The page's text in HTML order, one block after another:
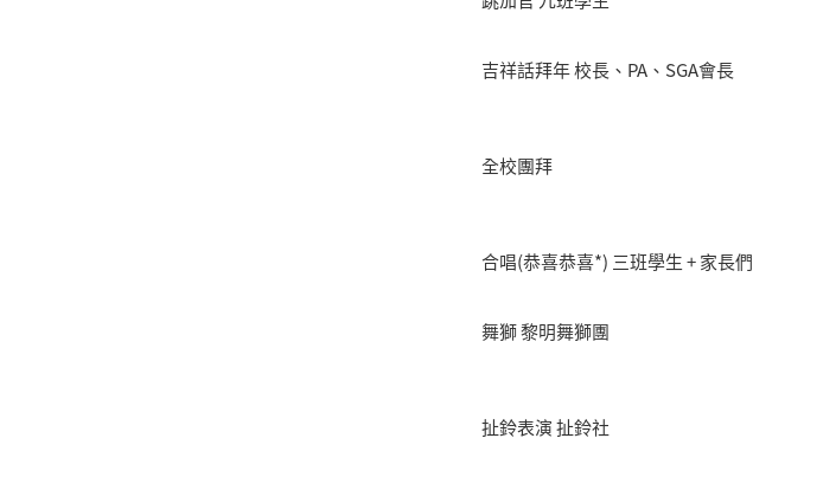
吉祥話拜年 校長、PA、SGA會長
全校團拜
合唱(恭喜恭喜*) 三班學生 + 家長們
舞獅 黎明舞獅團
扯鈴表演 扯鈴社